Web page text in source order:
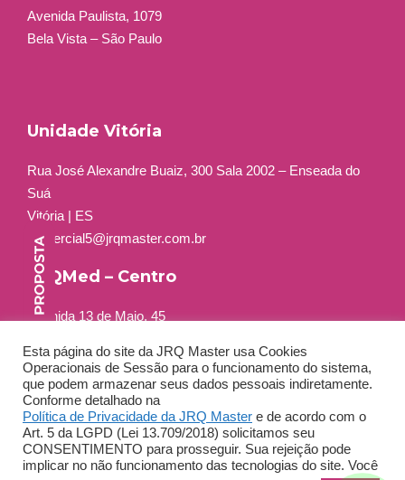
Avenida Paulista, 1079
Bela Vista – São Paulo
Unidade Vitória
Rua José Alexandre Buaiz, 300 Sala 2002 – Enseada do
Suá
Vitória | ES
comercial5@jrqmaster.com.br
JRQMed – Centro
Avenida 13 de Maio, 45
Centro – Rio de Janeiro – RJ
Tel: +55 (21) 3556-2264
Esta página do site da JRQ Master usa Cookies
Operacionais de Sessão para o funcionamento do sistema,
que podem armazenar seus dados pessoais indiretamente.
Conforme detalhado na
Política de Privacidade da JRQ Master e de acordo com o
Art. 5 da LGPD (Lei 13.709/2018) solicitamos seu
CONSENTIMENTO para prosseguir. Sua rejeição pode
implicar no não funcionamento das tecnologias do site. Você